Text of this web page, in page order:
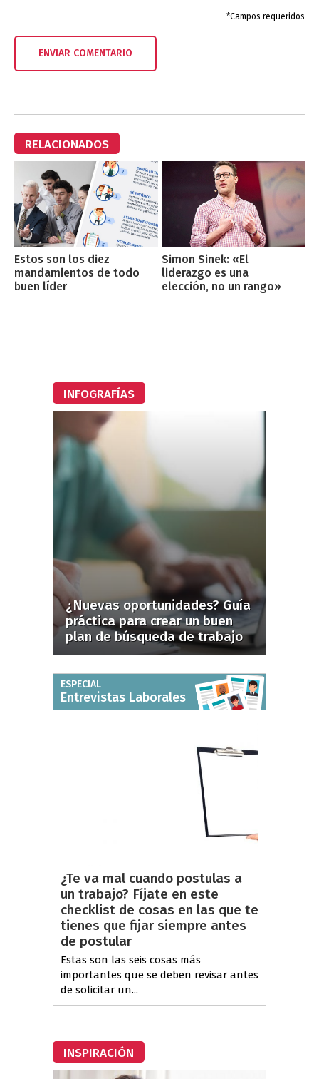
*Campos requeridos
RELACIONADOS
Estos son los diez
mandamientos de todo
buen líder
Simon Sinek: «El
liderazgo es una
elección, no un rango»
INFOGRAFÍAS
¿Nuevas oportunidades? Guía
práctica para crear un buen
plan de búsqueda de trabajo
ESPECIAL
Entrevistas Laborales
¿Te va mal cuando postulas a
un trabajo? Fíjate en este
checklist de cosas en las que te
tienes que fijar siempre antes
de postular
Estas son las seis cosas más
importantes que se deben revisar antes
de solicitar un...
INSPIRACIÓN